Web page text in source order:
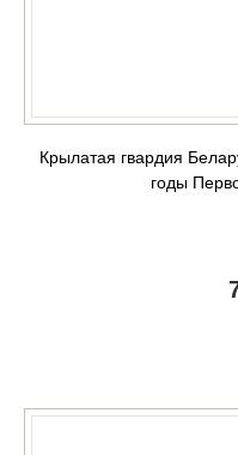
Крылатая гвардия
годы